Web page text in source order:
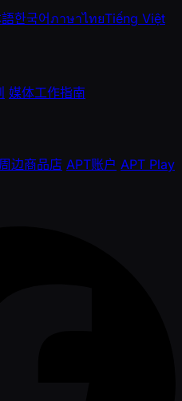
한국어ภาษาไทยTiếng Việt
媒体工作指南
边商品店 APT账户 APT Play